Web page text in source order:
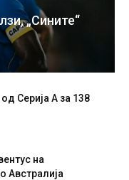
„Сините“
Серија А за 138
на
Австралија